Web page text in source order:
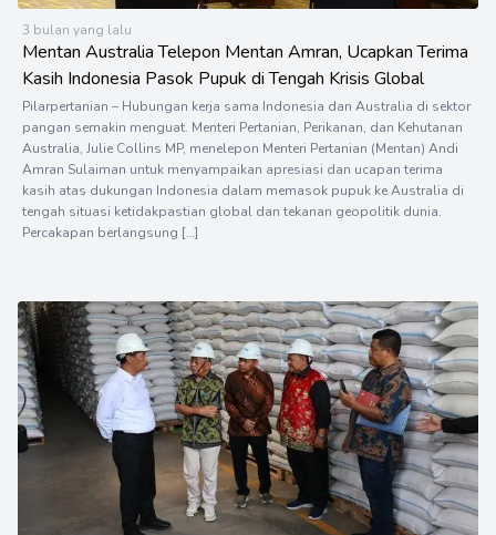
3 bulan yang lalu
Mentan Australia Telepon Mentan Amran, Ucapkan Terima
Kasih Indonesia Pasok Pupuk di Tengah Krisis Global
Pilarpertanian – Hubungan kerja sama Indonesia dan Australia di sektor
pangan semakin menguat. Menteri Pertanian, Perikanan, dan Kehutanan
Australia, Julie Collins MP, menelepon Menteri Pertanian (Mentan) Andi
Amran Sulaiman untuk menyampaikan apresiasi dan ucapan terima
kasih atas dukungan Indonesia dalam memasok pupuk ke Australia di
tengah situasi ketidakpastian global dan tekanan geopolitik dunia.
Percakapan berlangsung […]